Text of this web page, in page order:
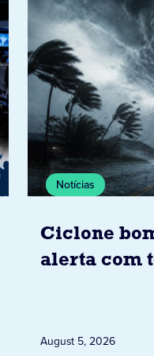
Notícias
Ciclone
alerta com
August 5, 2026